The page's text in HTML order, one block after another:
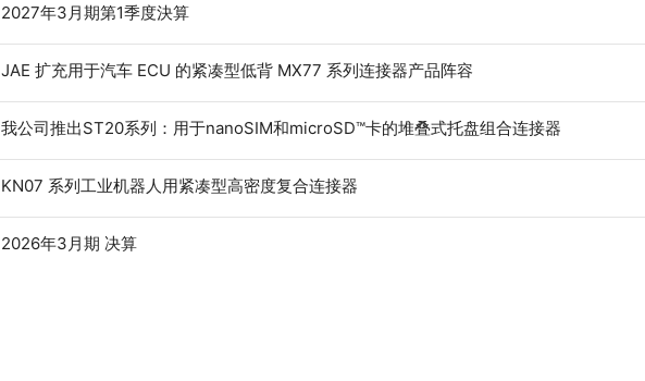
2027年3月期第1季度決算
JAE 扩充用于汽车 ECU 的紧凑型低背 MX77 系列连接器产品阵容
我公司推出ST20系列：用于nanoSIM和microSD™卡的堆叠式托盘组合连接器
KN07 系列工业机器人用紧凑型高密度复合连接器
2026年3月期 决算